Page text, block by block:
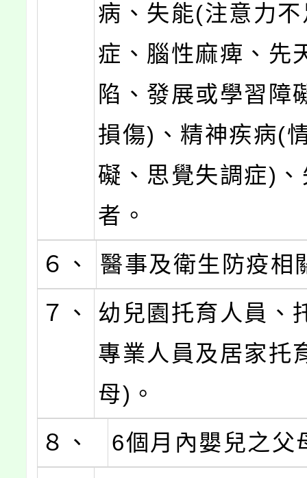
病、失能(注意力
症、腦性麻痺、先
陷、發展或學習障
損傷)、精神疾病(
礙、思覺失調症)
者。
６、
醫事及衛生防疫相
７、
幼兒園托育人員、
專業人員及居家托
母)。
８、
6個月內嬰兒之父